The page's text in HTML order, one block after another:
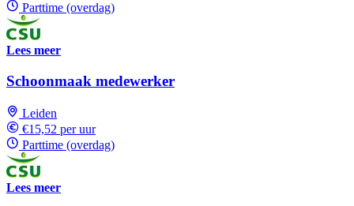
Parttime (overdag)
Lees meer
Schoonmaak medewerker
Leiden
€15,52 per uur
Parttime (overdag)
Lees meer